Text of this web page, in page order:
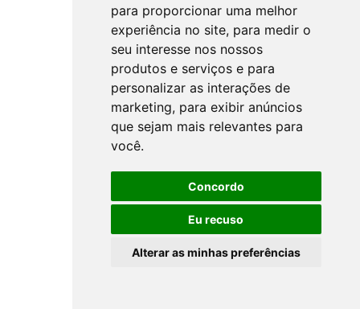
para proporcionar uma melhor
experiência no site, para medir o
seu interesse nos nossos
produtos e serviços e para
personalizar as interações de
marketing, para exibir anúncios
que sejam mais relevantes para
você.
Concordo
Eu recuso
Alterar as minhas preferências